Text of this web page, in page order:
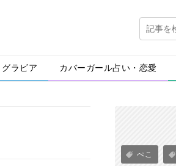
グラビア カバーガール占い・恋愛
ぺこ